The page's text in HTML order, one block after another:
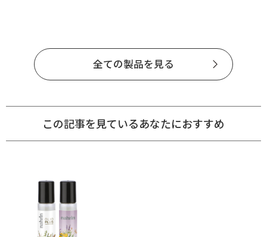
全ての製品を見る
この記事を見ているあなたにおすすめ